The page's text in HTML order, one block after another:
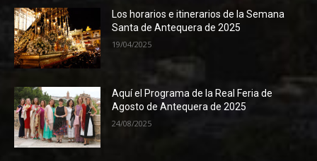
Los horarios e itinerarios de la Semana
Santa de Antequera de 2025
19/04/2025
Aquí el Programa de la Real Feria de
Agosto de Antequera de 2025
24/08/2025